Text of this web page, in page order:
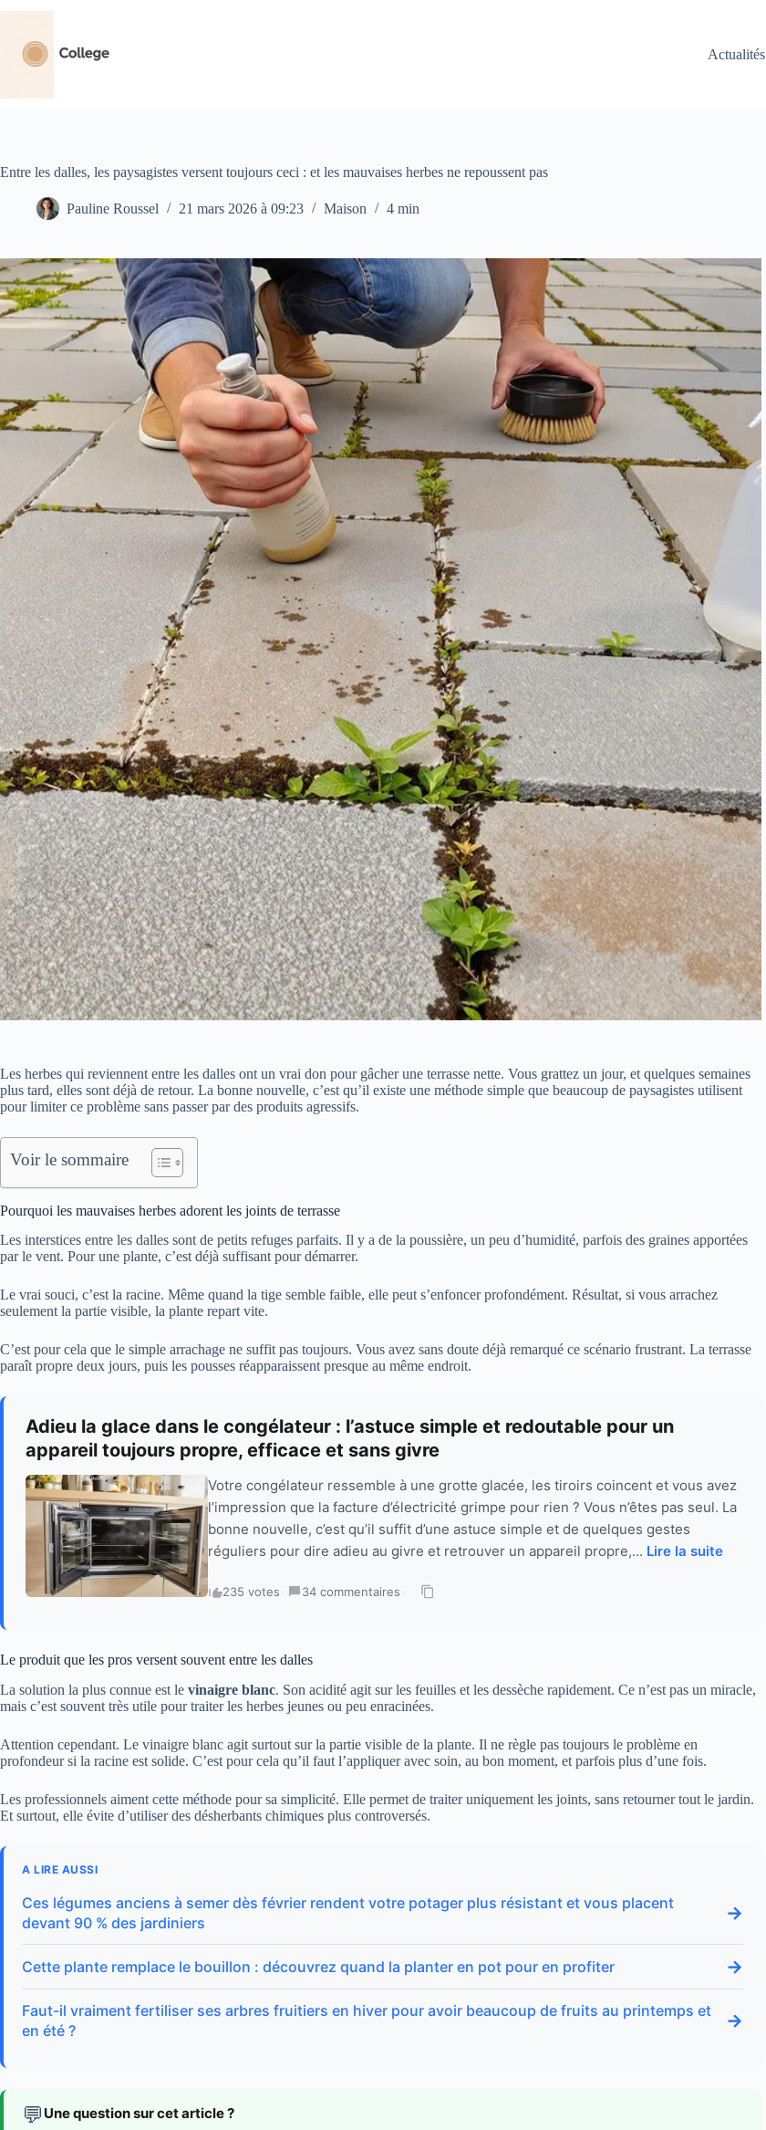
contenu
Actualités
Entre les dalles, les paysagistes versent toujours ceci : et les mauvaises herbes ne repoussent pas
Pauline Roussel 21 mars 2026 à 09:23 Maison 4 min
Les herbes qui reviennent entre les dalles ont un vrai don pour gâcher une terrasse nette. Vous grattez un jour, et quelques semaines
plus tard, elles sont déjà de retour. La bonne nouvelle, c’est qu’il existe une méthode simple que beaucoup de paysagistes utilisent
pour limiter ce problème sans passer par des produits agressifs.
Voir le sommaire
Pourquoi les mauvaises herbes adorent les joints de terrasse
Les interstices entre les dalles sont de petits refuges parfaits. Il y a de la poussière, un peu d’humidité, parfois des graines apportées
par le vent. Pour une plante, c’est déjà suffisant pour démarrer.
Le vrai souci, c’est la racine. Même quand la tige semble faible, elle peut s’enfoncer profondément. Résultat, si vous arrachez
seulement la partie visible, la plante repart vite.
C’est pour cela que le simple arrachage ne suffit pas toujours. Vous avez sans doute déjà remarqué ce scénario frustrant. La terrasse
paraît propre deux jours, puis les pousses réapparaissent presque au même endroit.
Adieu la glace dans le congélateur : l’astuce simple et redoutable pour un
appareil toujours propre, efficace et sans givre
Votre congélateur ressemble à une grotte glacée, les tiroirs coincent et vous avez
l’impression que la facture d’électricité grimpe pour rien ? Vous n’êtes pas seul. La
bonne nouvelle, c’est qu’il suffit d’une astuce simple et de quelques gestes
réguliers pour dire adieu au givre et retrouver un appareil propre,... Lire la suite
235 votes · 34 commentaires ·
Le produit que les pros versent souvent entre les dalles
La solution la plus connue est le vinaigre blanc. Son acidité agit sur les feuilles et les dessèche rapidement. Ce n’est pas un miracle,
mais c’est souvent très utile pour traiter les herbes jeunes ou peu enracinées.
Attention cependant. Le vinaigre blanc agit surtout sur la partie visible de la plante. Il ne règle pas toujours le problème en
profondeur si la racine est solide. C’est pour cela qu’il faut l’appliquer avec soin, au bon moment, et parfois plus d’une fois.
Les professionnels aiment cette méthode pour sa simplicité. Elle permet de traiter uniquement les joints, sans retourner tout le jardin.
Et surtout, elle évite d’utiliser des désherbants chimiques plus controversés.
A LIRE AUSSI
Ces légumes anciens à semer dès février rendent votre potager plus résistant et vous placent
devant 90 % des jardiniers
→
Cette plante remplace le bouillon : découvrez quand la planter en pot pour en profiter →
Faut-il vraiment fertiliser ses arbres fruitiers en hiver pour avoir beaucoup de fruits au printemps et
en été ?
→
💬 Une question sur cet article ?